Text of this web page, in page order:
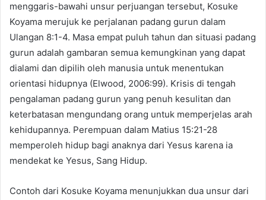
menggaris-bawahi unsur perjuangan tersebut, Kosuke
Koyama merujuk ke perjalanan padang gurun dalam
Ulangan 8:1-4. Masa empat puluh tahun dan situasi padang
gurun adalah gambaran semua kemungkinan yang dapat
dialami dan dipilih oleh manusia untuk menentukan
orientasi hidupnya (Elwood, 2006:99). Krisis di tengah
pengalaman padang gurun yang penuh kesulitan dan
keterbatasan mengundang orang untuk memperjelas arah
kehidupannya. Perempuan dalam Matius 15:21-28
memperoleh hidup bagi anaknya dari Yesus karena ia
mendekat ke Yesus, Sang Hidup.
Contoh dari Kosuke Koyama menunjukkan dua unsur dari